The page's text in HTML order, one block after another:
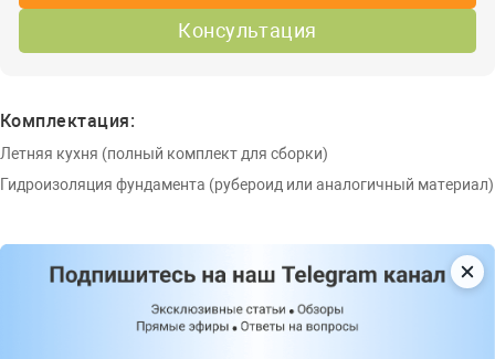
Консультация
Комплектация:
Летняя кухня (полный комплект для сборки)
Гидроизоляция фундамента (рубероид или аналогичный материал)